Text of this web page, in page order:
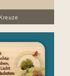
Kreuze